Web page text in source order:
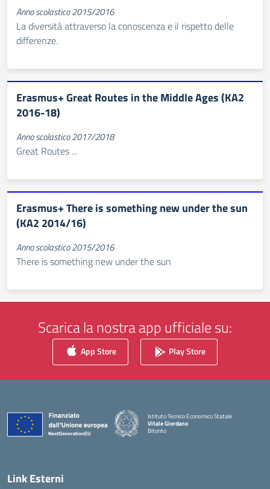
Anno scolastico 2015/2016
La diversità attraverso la conoscenza e il rispetto delle
differenze.
Erasmus+ Great Routes in the Middle Ages (KA2
2016-18)
Anno scolastico 2017/2018
Great Routes ...
Erasmus+ There is something new under the sun
(KA2 2014/16)
Anno scolastico 2015/2016
There is something new under the sun
Scarica la nostra app ufficiale su:
App Store Play Store
Istituto Tecnico Economico Statale
Vitale Giordano
Bitonto
Link Esterni